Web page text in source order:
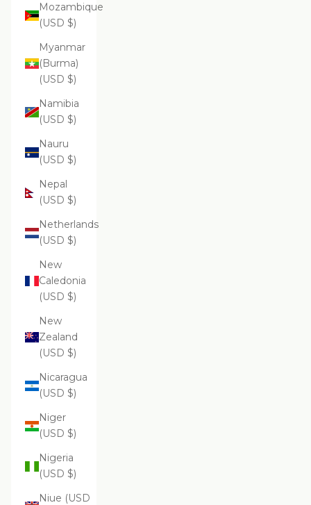
Mozambique
(USD $)
Myanmar
(Burma)
(USD $)
Namibia
(USD $)
Nauru
(USD $)
Nepal
(USD $)
Netherlands
(USD $)
New
Caledonia
(USD $)
New
Zealand
(USD $)
Nicaragua
(USD $)
Niger
(USD $)
Nigeria
(USD $)
Niue (USD